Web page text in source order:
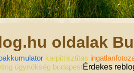
oldalak
karpittisztitas
ügynökség budapestÉrdekes